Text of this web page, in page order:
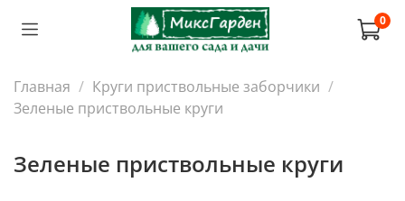
0
Главная
Круги приствольные заборчики
Зеленые приствольные круги
Зеленые приствольные круги